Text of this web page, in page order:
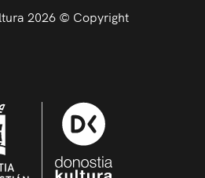
2026 © Copyright